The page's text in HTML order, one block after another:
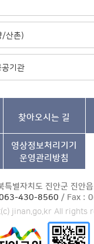
/산촌)
기관
찾아오시는 길
영상정보처리기기
운영관리방침
별자치도 진안군 진안
430-8560 / Fax :
jinan.go.kr All rights